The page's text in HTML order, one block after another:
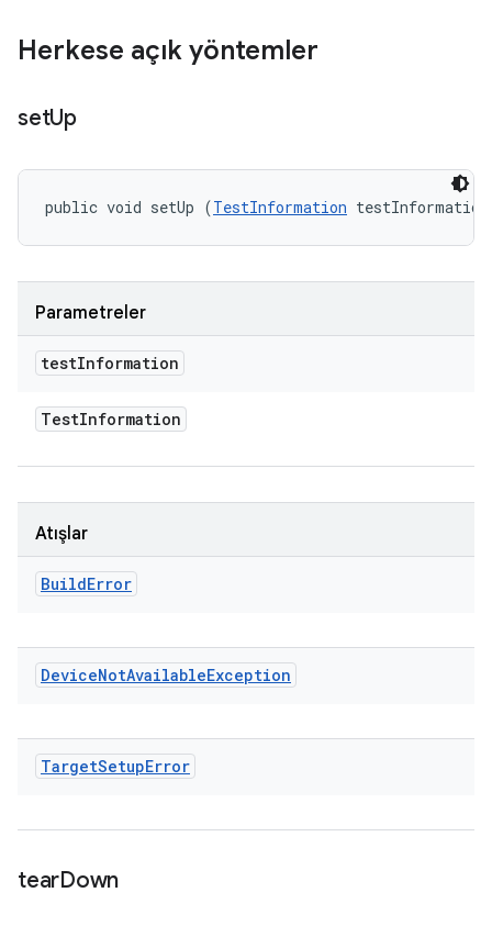
Herkese açık yöntemler
setUp
public void setUp (TestInformation
Parametreler
testInformation
TestInformation
Atışlar
BuildError
DeviceNotAvailableException
TargetSetupError
tearDown